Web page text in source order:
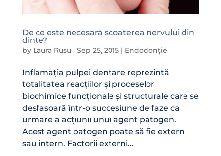
De ce este necesară scoaterea nervului din
dinte?
by Laura Rusu| Sep 25, 2015| Endodonție
Inflamația pulpei dentare reprezintă
totalitatea reacțiilor și proceselor
biochimice funcționale și structurale care se
desfasoară într-o succesiune de faze ca
urmare a acțiunii unui agent patogen.
Acest agent patogen poate să fie extern
sau intern. Factorii externi...